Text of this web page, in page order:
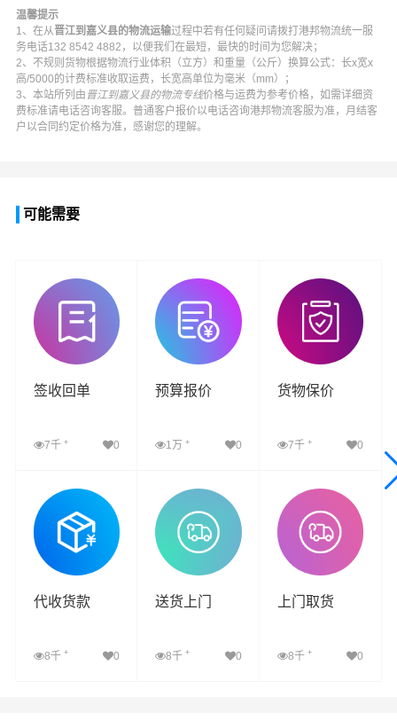
温馨提示
1、在从晋江到嘉义县的物流运输过程中若有任何疑问请拨打 港邦物流统一服
务电话132 8542 4882 ，以便我们在最短，最快的时间为您解决；
2、不规则货物根据物流行业体积（立方）和重量（公斤）换算公式：长x宽x
高/5000的计费标准收取运费，长宽高单位为毫米（mm）；
3、本站所列由 晋江到嘉义县的物流专线价格与运费为参考价格，如需详细资
费标准请电话咨询客服。普通客户报价以电话咨询港邦物流客服为准，月结客
户以合同约定价格为准，感谢您的理解。
可能需要
签收回单
7千 + 0
查看详细
预算报价
1万+ 0
查看详细
货物保价
7千 + 0
查看详细
代收货款
8千 + 0
送货上门
8千+ 0
上门取货
8千 + 0